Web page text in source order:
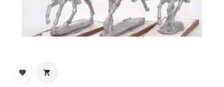
 